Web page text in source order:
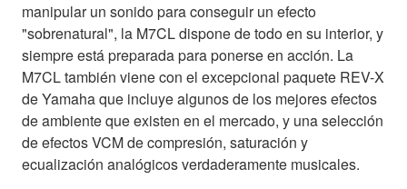
manipular un sonido para conseguir un efecto
"sobrenatural", la M7CL dispone de todo en su interior, y
siempre está preparada para ponerse en acción. La
M7CL también viene con el excepcional paquete REV-X
de Yamaha que incluye algunos de los mejores efectos
de ambiente que existen en el mercado, y una selección
de efectos VCM de compresión, saturación y
ecualización analógicos verdaderamente musicales.